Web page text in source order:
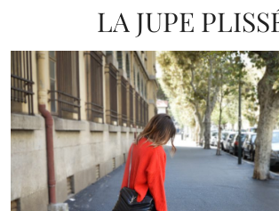
LA JUPE